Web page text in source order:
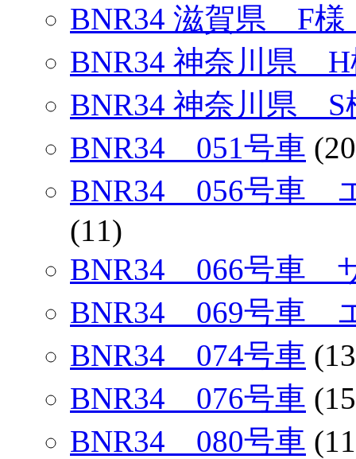
BNR34 滋賀県 F
BNR34 神奈川県
BNR34 神奈川県
BNR34 051号車
BNR34 056号車
(11)
BNR34 066号車
BNR34 069号車
BNR34 074号車
BNR34 076号車
BNR34 080号車